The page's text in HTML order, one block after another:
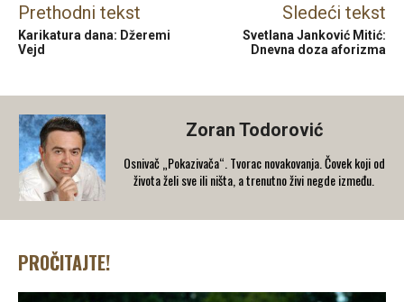
Prethodni tekst
Karikatura dana: Džeremi
Vejd
Sledeći tekst
Svetlana Janković Mitić:
Dnevna doza aforizma
Zoran Todorović
Osnivač „Pokazivača“. Tvorac novakovanja. Čovek koji od
života želi sve ili ništa, a trenutno živi negde između.
PROČITAJTE!